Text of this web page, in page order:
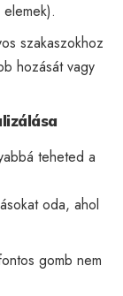
szakaszokhoz
hozását vagy
teheted a
oda, ahol
gomb nem